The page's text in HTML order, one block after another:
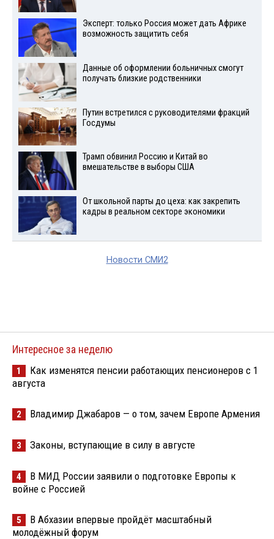
Эксперт: только Россия может дать Африке
возможность защитить себя
Данные об оформлении больничных смогут
получать близкие родственники
Путин встретился с руководителями фракций
Госдумы
Трамп обвинил Россию и Китай во
вмешательстве в выборы США
От школьной парты до цеха: как закрепить
кадры в реальном секторе экономики
Новости СМИ2
Интересное за неделю
1
Как изменятся пенсии работающих пенсионеров с 1
августа
2 Владимир Джабаров — о том, зачем Европе Армения
3 Законы, вступающие в силу в августе
4
В МИД России заявили о подготовке Европы к
войне с Россией
5
В Абхазии впервые пройдёт масштабный
молодёжный форум